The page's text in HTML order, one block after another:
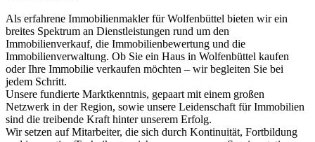
Als erfahrene Immobilienmakler für Wolfenbüttel bieten wir ein
breites Spektrum an Dienstleistungen rund um den
Immobilienverkauf, die Immobilienbewertung und die
Immobilienverwaltung. Ob Sie ein Haus in Wolfenbüttel kaufen
oder Ihre Immobilie verkaufen möchten – wir begleiten Sie bei
jedem Schritt.
Unsere fundierte Marktkenntnis, gepaart mit einem großen
Netzwerk in der Region, sowie unsere Leidenschaft für Immobilien
sind die treibende Kraft hinter unserem Erfolg.
Wir setzen auf Mitarbeiter, die sich durch Kontinuität, Fortbildung